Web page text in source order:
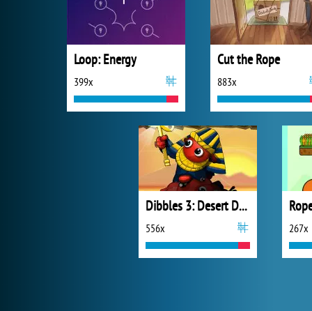
Loop: Energy
399x
Cut the Rope
883x
Dibbles 3: Desert Despair
556x 267x